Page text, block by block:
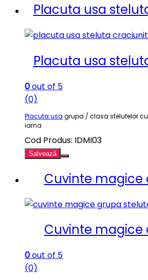
Placuta usa
Placuta usa
0out of 5
(0)
Placuta usa grupa / clasa stelutelor
iarna
Cod Produs: IDMI03
Salvează
Cuvinte magice
Cuvinte magice
0out of 5
(0)